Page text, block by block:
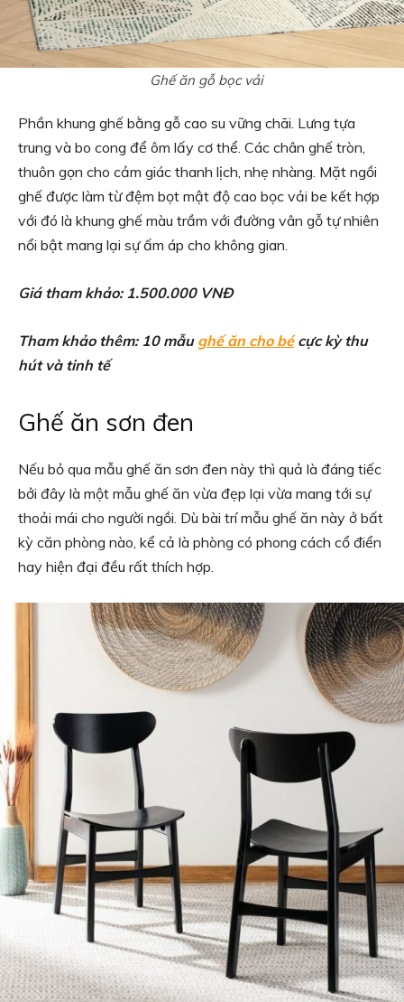
Ghế ăn gỗ bọc vải
Phần khung ghế bằng gỗ cao su vững chãi. Lưng tựa
trung và bo cong để ôm lấy cơ thể. Các chân ghế tròn,
thuôn gọn cho cảm giác thanh lịch, nhẹ nhàng. Mặt ngồi
ghế được làm từ đệm bọt mật độ cao bọc vải be kết hợp
với đó là khung ghế màu trầm với đường vân gỗ tự nhiên
nổi bật mang lại sự ấm áp cho không gian.
Giá tham khảo: 1.500.000 VNĐ
Tham khảo thêm: 10 mẫu ghế ăn cho bécực kỳ thu
hút và tinh tế
Ghế ăn sơn đen
Nếu bỏ qua mẫu ghế ăn sơn đen này thì quả là đáng tiếc
bởi đây là một mẫu ghế ăn vừa đẹp lại vừa mang tới sự
thoải mái cho người ngồi. Dù bài trí mẫu ghế ăn này ở bất
kỳ căn phòng nào, kể cả là phòng có phong cách cổ điển
hay hiện đại đều rất thích hợp.